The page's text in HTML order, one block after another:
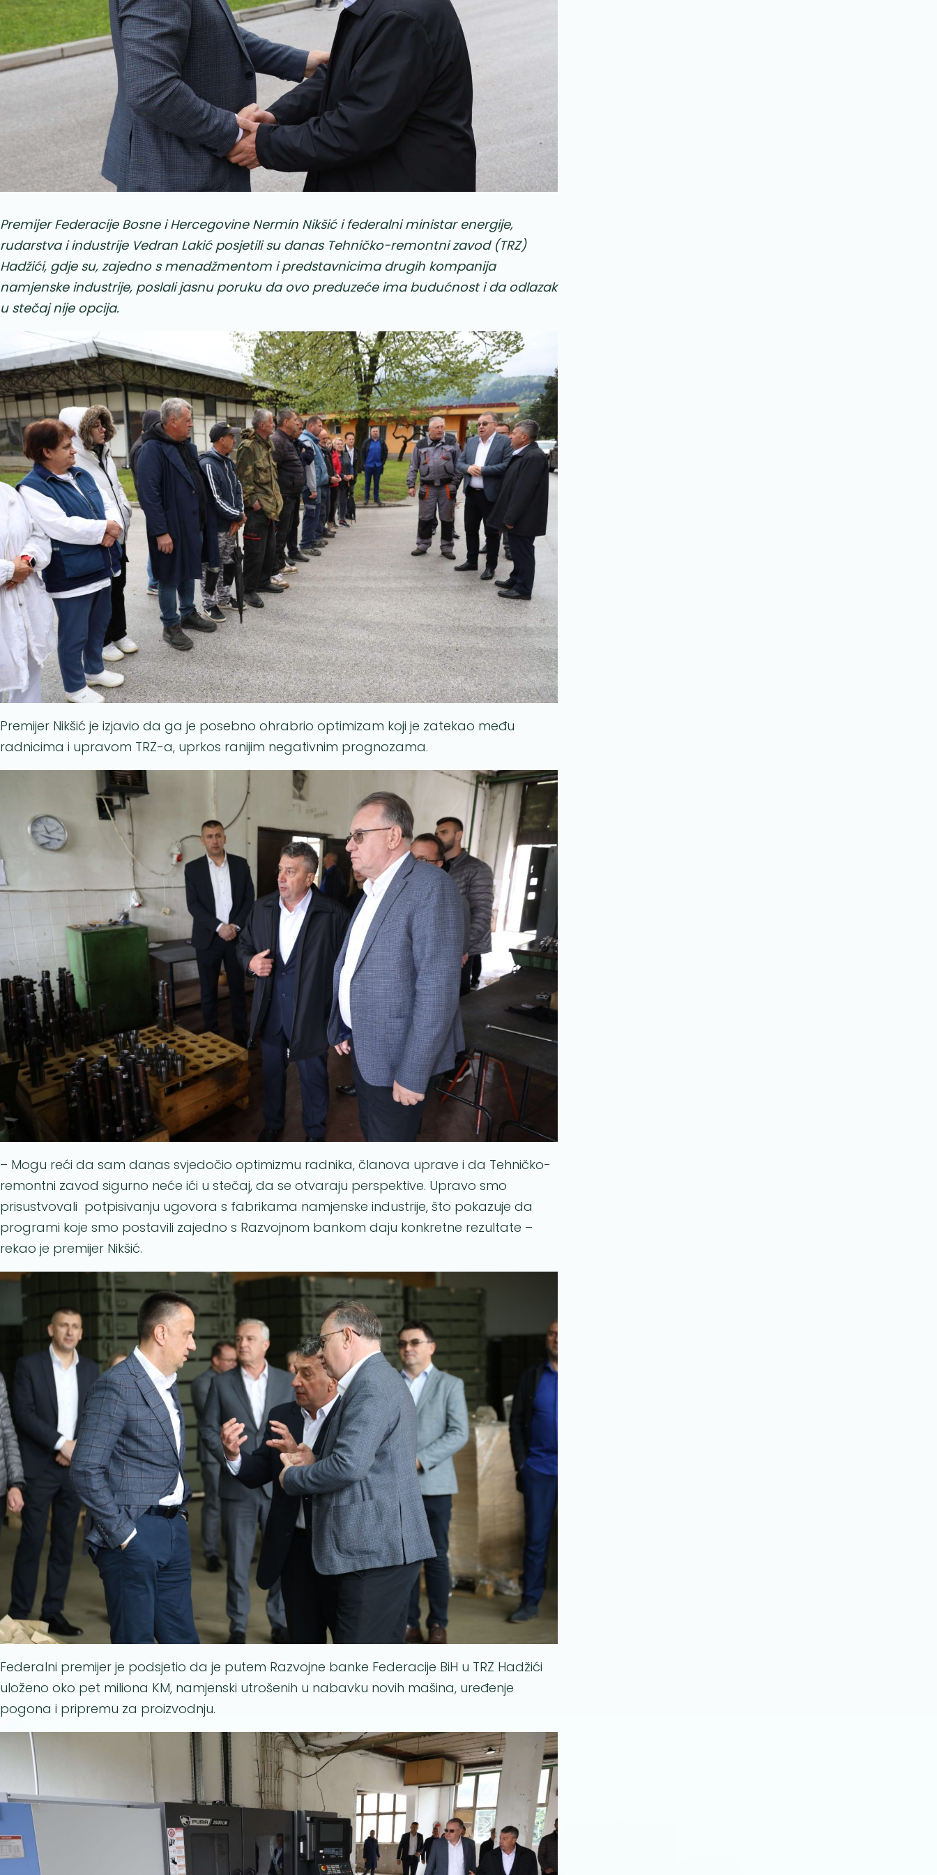
Premijer Federacije Bosne i Hercegovine Nermin Nikšić i federalni ministar energije,
rudarstva i industrije Vedran Lakić posjetili su danas Tehničko-remontni zavod (TRZ)
Hadžići, gdje su, zajedno s menadžmentom i predstavnicima drugih kompanija
namjenske industrije, poslali jasnu poruku da ovo preduzeće ima budućnost i da odlazak
u stečaj nije opcija.
Premijer Nikšić je izjavio da ga je posebno ohrabrio optimizam koji je zatekao među
radnicima i upravom TRZ-a, uprkos ranijim negativnim prognozama.
– Mogu reći da sam danas svjedočio optimizmu radnika, članova uprave i da Tehničko-
remontni zavod sigurno neće ići u stečaj, da se otvaraju perspektive. Upravo smo
prisustvovali potpisivanju ugovora s fabrikama namjenske industrije, što pokazuje da
programi koje smo postavili zajedno s Razvojnom bankom daju konkretne rezultate –
rekao je premijer Nikšić.
Federalni premijer je podsjetio da je putem Razvojne banke Federacije BiH u TRZ Hadžići
uloženo oko pet miliona KM, namjenski utrošenih u nabavku novih mašina, uređenje
pogona i pripremu za proizvodnju.